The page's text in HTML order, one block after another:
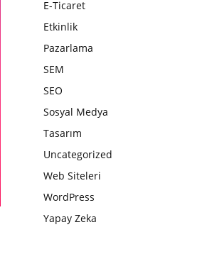
E-Ticaret
Etkinlik
Pazarlama
SEM
SEO
Sosyal Medya
Tasarım
Uncategorized
Web Siteleri
WordPress
Yapay Zeka